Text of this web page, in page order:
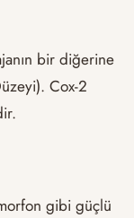
bir diğerine
Cox-2
gibi güçlü